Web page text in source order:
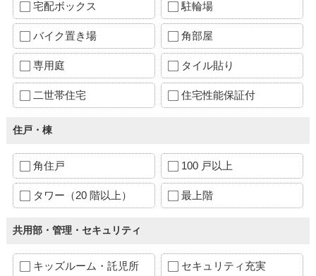
宅配ボックス 駐輪場
バイク置き場 角部屋
専用庭 タイル貼り
二世帯住宅 住宅性能保証付
住戸・棟
角住戸 100 戸以上
タワー（20 階以上） 最上階
共用部・管理・セキュリティ
キッズルーム・託児所 セキュリティ充実